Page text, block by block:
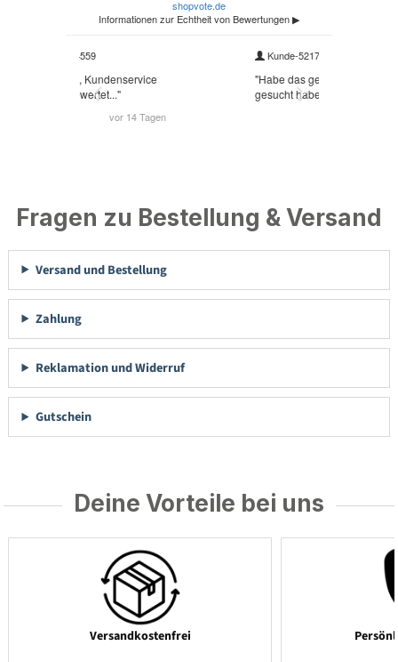
Fragen zu Bestellung & Versand
Versand und Bestellung
Zahlung
Reklamation und Widerruf
Gutschein
Deine Vorteile bei uns
Versandkostenfrei